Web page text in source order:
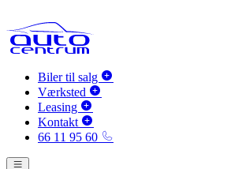
Biler til salg
Værksted
Leasing
Kontakt
66 11 95 60